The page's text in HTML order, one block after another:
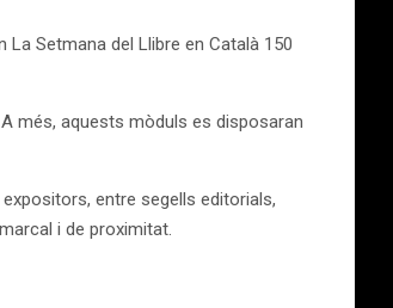
La Setmana del Llibre en Català 150
més, aquests mòduls es disposaran
entre segells editorials,
i de proximitat.